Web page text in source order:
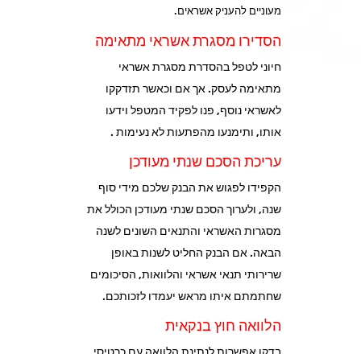
מעוניים להעניק אשראים.
הסדירו מסגרת אשראי מתאימה
חיוני לטפל בהסדרת מסגרת אשראי
מתאימה לעסק. אך אם וכאשר תזדקקו
לאשראי נוסף, פנו לפקיד המטפל וידעו
אותו, ותימנעו מהפתעות לא נעימות .
עריכת הסכם שנתי מעודכן
הקפידו לפגוש את הבנק שלכם מידי סוף
שנה, ולערוך הסכם שנתי מעודכן הכולל את
מסגרות האשראי והתנאים השונים לשנה
הבאה. אם הבנק החליט לשנות באופן
שרירותי תנאי אשראי והלוואות, הסיכומים
שחתמתם איתו מראש יעמדו לזכותכם.
הלוואה חוץ בנקאית